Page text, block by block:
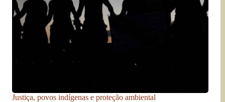
Justiça, povos indígenas e proteção ambiental